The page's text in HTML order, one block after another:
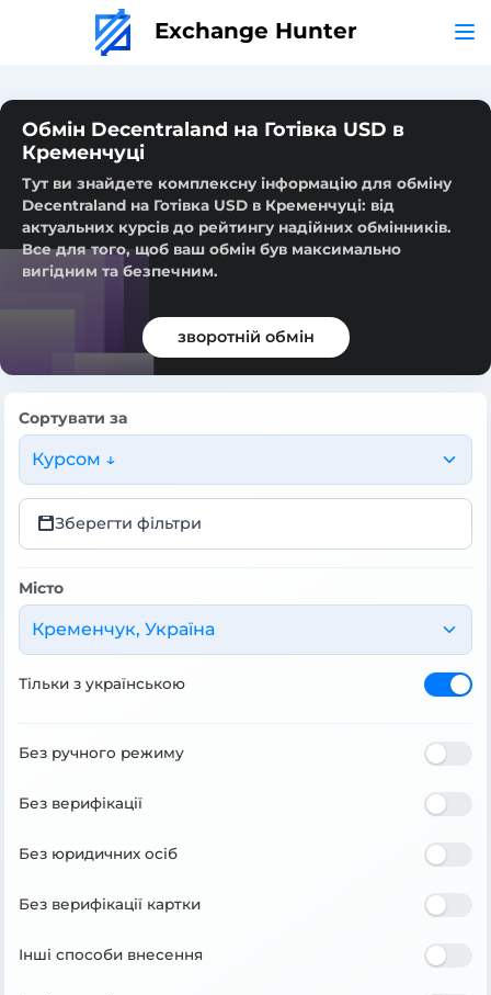
Exchange Hunter
Обмін Decentraland на Готівка USD в
Кременчуці
Тут ви знайдете комплексну інформацію для обміну
Decentraland на Готівка USD в Кременчуці: від
актуальних курсів до рейтингу надійних обмінників.
Все для того, щоб ваш обмін був максимально
вигідним та безпечним.
зворотній обмін
Сортувати за
Курсом ↓
Зберегти фільтри
Місто
Кременчук, Україна
Тільки з українською
Без ручного режиму
Без верифікації
Без юридичних осіб
Без верифікації картки
Інші способи внесення